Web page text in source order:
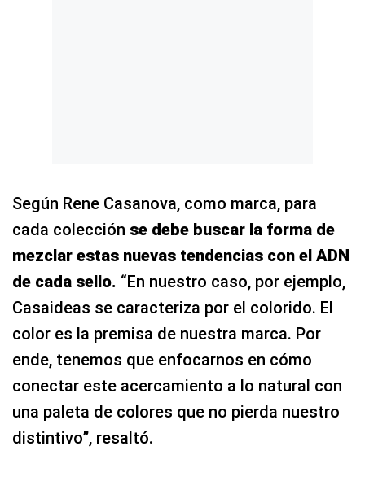
Según Rene Casanova, como marca, para
cada colección se debe buscar la forma de
mezclar estas nuevas tendencias con el ADN
de cada sello. “En nuestro caso, por ejemplo,
Casaideas se caracteriza por el colorido. El
color es la premisa de nuestra marca. Por
ende, tenemos que enfocarnos en cómo
conectar este acercamiento a lo natural con
una paleta de colores que no pierda nuestro
distintivo”, resaltó.